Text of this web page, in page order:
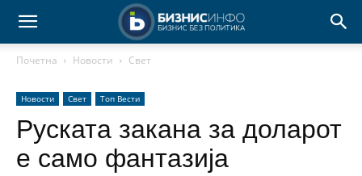
Почетна Новости Свет
Новости Свет Топ Вести
Руската закана за доларот
е само фантазија